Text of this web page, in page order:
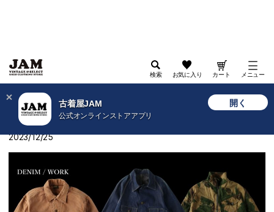
古着屋JAM
公式オンラインストアアプリ
開く
検索 お気に入り カート メニュー
古着屋JAM WEB VINTAGE SUMMIT 2024 -古着偏愛者厳選5品-
VINTAGE SUMMIT 2024 -古着偏愛者厳選5品-
2023/12/25